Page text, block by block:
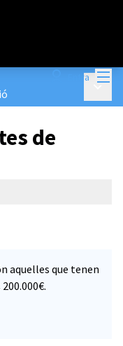
Entra
de
aquelles que tenen